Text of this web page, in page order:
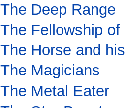
The Deep Range
The Fellowship of
The Horse and
The Magicians
The Metal Eater